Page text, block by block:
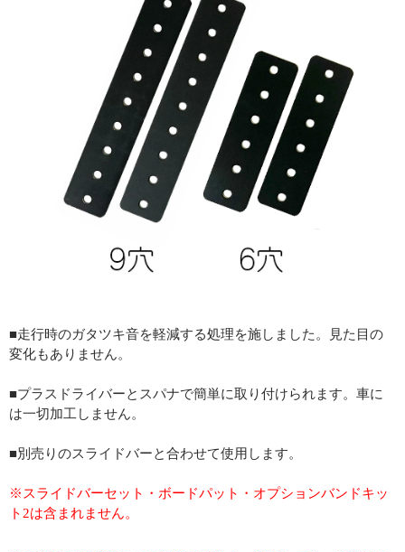
■走行時のガタツキ音を軽減する処理を施しました。見た目の
変化もありません。
■プラスドライバーとスパナで簡単に取り付けられます。車に
は一切加工しません。
■別売りのスライドバーと合わせて使用します。
※スライドバーセット・ボードパット・オプションバンドキッ
ト2は含まれません。